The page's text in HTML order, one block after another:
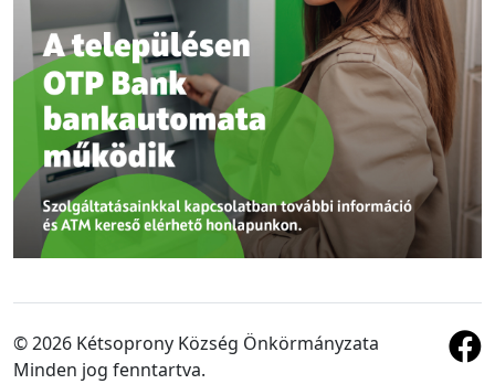
© 2026 Kétsoprony Község Önkörmányzata
Minden jog fenntartva.